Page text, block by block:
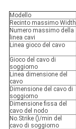
Modello
Recinto massimo Width
Numero massimo della
linea cavi
Linea gioco del cavo
Gioco del cavo di
soggiorno
Linea dimensione del
cavo
Dimensione del cavo di
soggiorno
Dimensione fissa del
cavo del nodo
No.Strike ()/min del
cavo di soggiorno